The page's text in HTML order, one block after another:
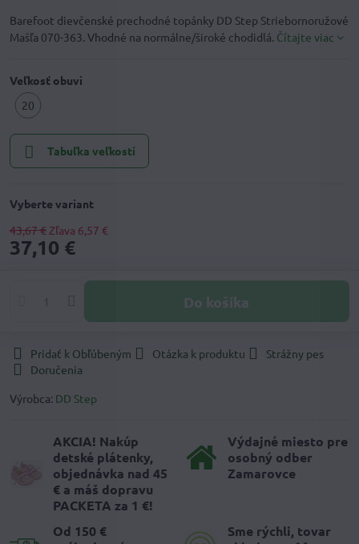
Barefoot dievčenské prechodné topánky DD Step Striebornoružové
Mašľa 070-363. Vhodné na normálne/široké chodidlá. Čítajte viac
Veľkosť obuvi
20
Tabuľka veľkostí
Vyberte variant
43,67 € Zľava 6,57 €
37,10 €
Do košíka
Pridať k Obľúbeným Otázka k produktu
Strážny pes
Doručenia
Výrobca: DD Step
AKCIA! Nakúp
detské plátenky,
objednávka nad 45
€ a máš dopravu
PACKETA za 1 €!
Výdajné miesto pre
osobný odber
Zamarovce
Od 150 €
Sme rýchli, tovar